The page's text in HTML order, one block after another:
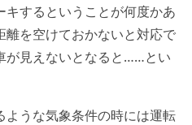
するということが何度かあ
離を空けておかないと対応で
が見えないとなると……とい
うな気象条件の時には運転